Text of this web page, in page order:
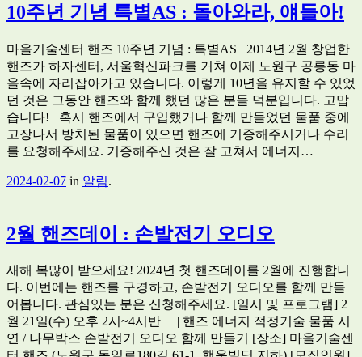
10주년 기념 특별AS : 돌아와라, 얘들아!
마을기술센터 핸즈 10주년 기념 : 특별AS 2014년 2월 창업한
핸즈가 하자센터, 서울혁신파크를 거쳐 이제 노원구 공릉동 마
을속에 자리잡아가고 있습니다. 이렇게 10년을 유지할 수 있었
던 것은 그동안 핸즈와 함께 했던 많은 분들 덕분입니다. 고맙
습니다! 혹시 핸즈에서 구입했거나 함께 만들었던 물품 중에
고장나서 방치된 물품이 있으면 핸즈에 기증해주시거나 수리
를 요청해주세요. 기증해주신 것은 잘 고쳐서 에너지…
2024-02-07 in 알림.
2월 핸즈데이 : 손발전기 오디오
새해 복많이 받으세요! 2024년 첫 핸즈데이를 2월에 진행합니
다. 이번에는 핸즈를 구경하고, 손발전기 오디오를 함께 만들
어봅니다. 관심있는 분은 신청해주세요. [일시 및 프로그램] 2
월 21일(수) 오후 2시~4시반 | 핸즈 에너지 적정기술 물품 시
연 / 나무박스 손발전기 오디오 함께 만들기 [장소] 마을기술센